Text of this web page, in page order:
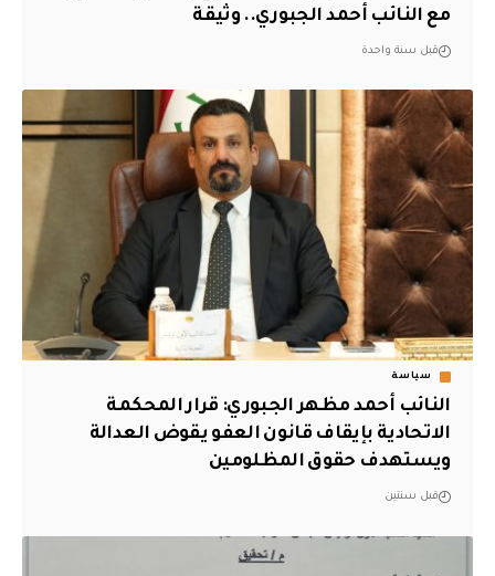
مع النائب أحمد الجبوري.. وثيقة
قبل سنة واحدة
سياسة
النائب أحمد مظهر الجبوري: قرار المحكمة
الاتحادية بإيقاف قانون العفو يقوض العدالة
ويستهدف حقوق المظلومين
قبل سنتين